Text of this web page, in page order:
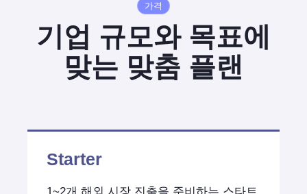
가격
기업 규모와 목표에
맞는 맞춤 플랜
Starter